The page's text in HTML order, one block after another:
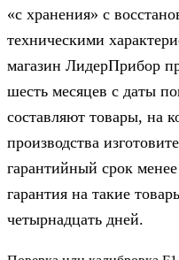
«с хранения» с
техническими
магазин ЛидерПрибор
шесть месяцев с даты
составляют товары, на
производства
гарантийный срок
гарантия на такие
четырнадцать дней.